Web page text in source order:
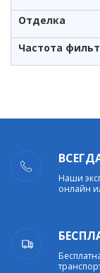
Отделка
Частота
Наши
онлайн